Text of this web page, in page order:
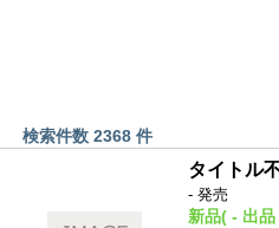
検索件数 2368 件
タイトル
- 発売
新品( - 出品